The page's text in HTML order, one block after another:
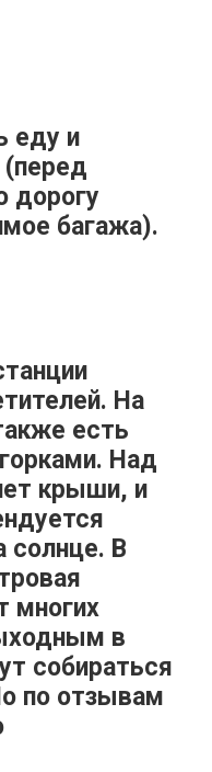
еду и
(перед
дорогу
багажа).
На
есть
Над
крыши, и
солнце. В
многих
в
собираться
по отзывам